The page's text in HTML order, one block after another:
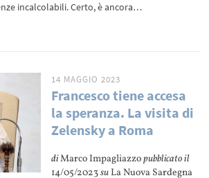
incalcolabili. Certo, è ancora…
14 MAGGIO 2023
Francesco tiene accesa
la speranza. La visita di
Zelensky a Roma
diMarco Impagliazzopubblicato il
14/05/2023su La Nuova Sardegna